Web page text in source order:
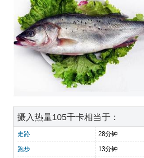
摄入热量105千卡相当于：
走路 28分钟
跑步 13分钟